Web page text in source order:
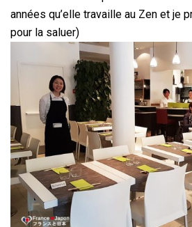
années qu’elle travaille au Zen et je
pour la saluer)